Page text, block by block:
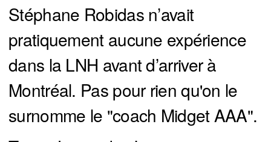
Stéphane Robidas n’avait
pratiquement aucune expérience
dans la LNH avant d’arriver à
Montréal. Pas pour rien qu'on le
surnomme le "coach Midget AAA".